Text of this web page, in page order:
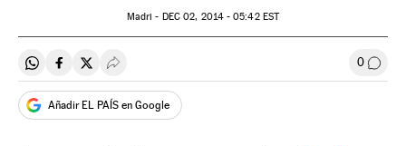
Madri - DEC 02, 2014 - 05:42EST
Compartir en Whatsapp
Compartir en Facebook
Compartir en Twitter
Desplegar Redes Sociales 0
Añadir EL PAÍS en Google